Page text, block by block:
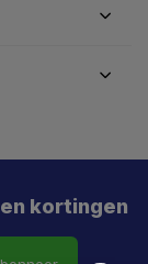
kortingen